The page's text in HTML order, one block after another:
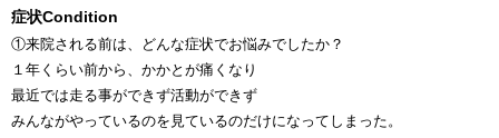
症状Condition
①来院される前は、どんな症状でお悩みでしたか？
１年くらい前から、かかとが痛くなり
最近では走る事ができず活動ができず
みんながやっているのを見ているのだけになってしまった。